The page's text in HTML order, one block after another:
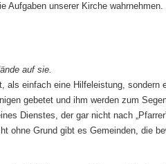
Aufgaben unserer Kirche wahrnehmen.
auf sie.
als einfach eine Hilfeleistung, sondern
gebetet und ihm werden zum
Dienstes, der gar nicht nach
ohne Grund gibt es Gemeinden, die